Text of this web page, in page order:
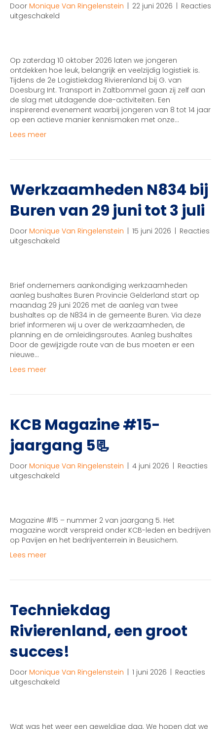
Door Monique Van Ringelenstein | 22 juni 2026 | Reacties
uitgeschakeld
Rivierenland
gezocht
Op zaterdag 10 oktober 2026 laten we jongeren
ontdekken hoe leuk, belangrijk en veelzijdig logistiek is.
Tijdens de 2e Logistiekdag Rivierenland bij G. van
Doesburg Int. Transport in Zaltbommel gaan zij zelf aan
de slag met uitdagende doe-activiteiten. Een
inspirerend evenement waarbij jongeren van 8 tot 14 jaar
op een actieve manier kennismaken met onze…
Lees meer
Werkzaamheden N834 bij
Buren van 29 juni tot 3 juli
Door Monique Van Ringelenstein | 15 juni 2026 | Reacties
uitgeschakeld
van
29
juni
tot
3
juli
Brief ondernemers aankondiging werkzaamheden
aanleg bushaltes Buren Provincie Gelderland start op
maandag 29 juni 2026 met de aanleg van twee
bushaltes op de N834 in de gemeente Buren. Via deze
brief informeren wij u over de werkzaamheden, de
planning en de omleidingsroutes. Aanleg bushaltes
Door de gewijzigde route van de bus moeten er een
nieuwe…
Lees meer
KCB Magazine #15-
jaargang 5📃
Door Monique Van Ringelenstein | 4 juni 2026 | Reacties
uitgeschakeld
📃
Magazine #15 – nummer 2 van jaargang 5. Het
magazine wordt verspreid onder KCB-leden en bedrijven
op Pavijen en het bedrijventerrein in Beusichem.
Lees meer
Techniekdag
Rivierenland, een groot
succes!
Door Monique Van Ringelenstein | 1 juni 2026 | Reacties
uitgeschakeld
Wat was het weer een geweldige dag. We hopen dat we